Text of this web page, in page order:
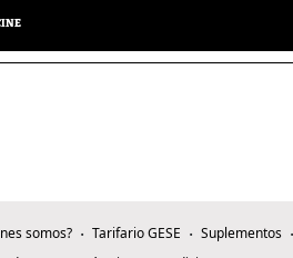
somos? Tarifario GESE Suplementos